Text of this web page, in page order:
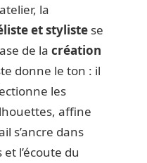
la
et styliste se
de la création
donne le ton : il
les
affine
s’ancre dans
l’écoute du